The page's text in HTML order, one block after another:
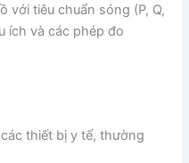
với tiêu chuẩn sóng (P, Q,
ích và các phép đo
thiết bị y tế, thường